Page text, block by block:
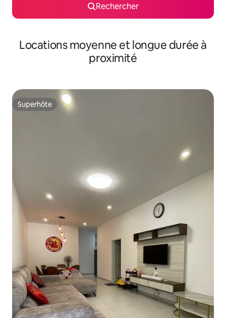
Rechercher
Locations moyenne et longue durée à
proximité
Superhôte
Superhôte